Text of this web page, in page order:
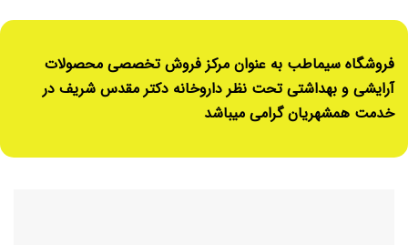
فروشگاه سیماطب به عنوان مرکز فروش تخصصی محصولات
آرایشی و بهداشتی تحت نظر داروخانه دکتر مقدس شریف در
خدمت همشهریان گرامی میباشد